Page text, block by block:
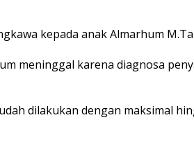
kepada anak Almarhum
meninggal karena diagnosa
dilakukan dengan maksimal